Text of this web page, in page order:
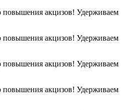
повышения акцизов! Удерживаем
повышения акцизов! Удерживаем
повышения акцизов! Удерживаем
повышения акцизов! Удерживаем